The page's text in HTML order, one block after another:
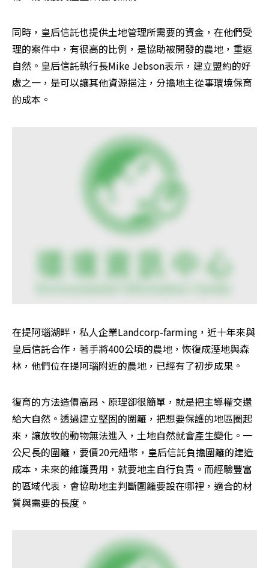
同時，皇后信託也提供土地管理所需要的資金，在他們受
理的案件中，有很高的比例，是協助被開發的農地，重返
自然。皇后信託執行長Mike Jebson表示，建立盟約的好
處之一，是可以讓其他資源挹注，分擔地主從事環境保育
的成本。
在提阿瑙湖畔，私人企業Landcorp-farming，近十年來與
皇后信託合作，著手將400公頃的農地，恢復成溼地與森
林，他們位在提阿瑙附近的農地，已經有了初步成果。
復育的方法造價高昂、原理卻很簡單，就是把主導權交還
給大自然。透過建立堅固的圍籬，把想要保護的地區圈起
來，讓放牧的動物無法進入，土地自然就會產生變化。一
公尺長的圍籬，要價20元紐幣，皇后信託負擔圍籬的建造
成本，未來的維護費用，就要地主自行負責。而經驗豐富
的區域代表，會協助地主判斷圍籬要設在哪裡，適合的材
質與需要的長度。